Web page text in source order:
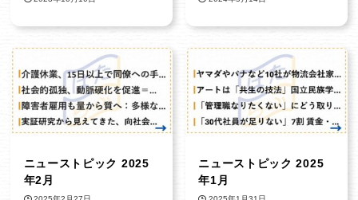
ニューストピック 2025
年2月
ニューストピック 2025
年1月